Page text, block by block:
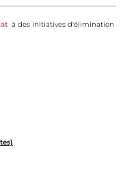
g
r
g
e
r
g
e
r
à des initiatives d'élimination